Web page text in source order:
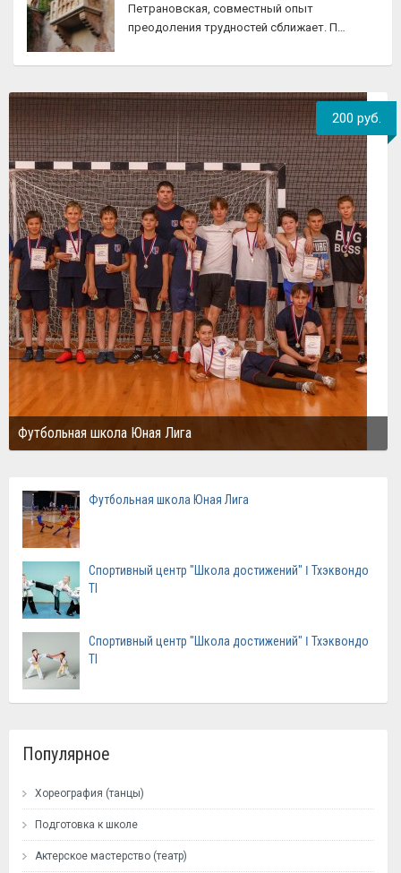
Петрановская, совместный опыт
преодоления трудностей сближает. П…
200 руб.
Футбольная школа Юная Лига
Футбольная школа Юная Лига
Спортивный центр "Школа достижений" ǀ Тхэквондо
TI
Спортивный центр "Школа достижений" ǀ Тхэквондо
TI
Популярное
Хореография (танцы)
Подготовка к школе
Актерское мастерство (театр)